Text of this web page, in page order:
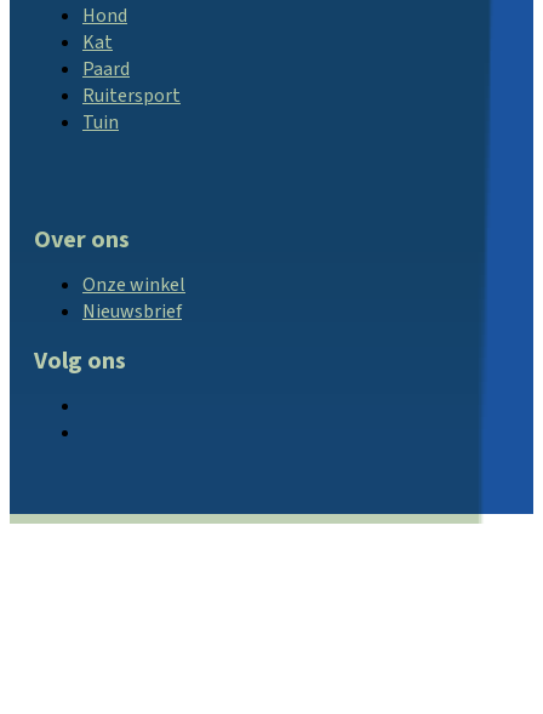
Hond
Kat
Paard
Ruitersport
Tuin
Over ons
Onze winkel
Nieuwsbrief
Volg ons